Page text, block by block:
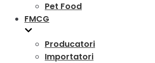
Pet Food
FMCG
Producatori
Importatori